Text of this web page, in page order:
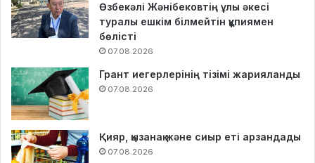
Өзбекәлі Жәнібековтің ұлы әкесі
туралы ешкім білмейтін құпиямен
бөлісті
07.08.2026
Грант иегерлерінің тізімі жарияланды
07.08.2026
Қияр, қызанақ және сиыр еті арзандады
07.08.2026